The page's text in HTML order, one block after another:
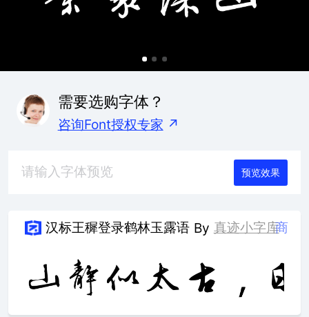
需要选购字体？
咨询Font授权专家 ↗
预览效果
汉标王穉登录鹤林玉露语 By 真迹小字库商